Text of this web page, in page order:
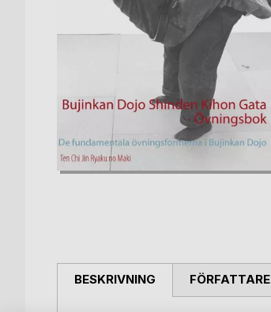
BESKRIVNING FÖRFATTARE